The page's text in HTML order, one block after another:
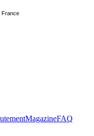
France
MagazineFAQ